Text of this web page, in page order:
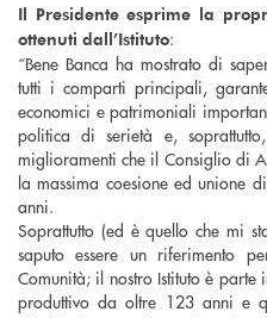
Il Presidente esprime la
ottenuti dall’Istituto:
“Bene Banca ha mostrato di
tutti i comparti principali,
economici e patrimoniali
politica di serietà e,
miglioramenti che il Consiglio di
la massima coesione ed unione
anni.
Soprattutto (ed è quello che mi
saputo essere un riferimento
Comunità; il nostro Istituto è parte
produttivo da oltre 123 anni e